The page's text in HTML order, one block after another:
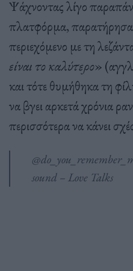
Ψάχνοντας λίγο
πλατφόρμα, παρατήρησα
περιεχόμενο με τη
είναι το καλύτερο»
και τότε θυμήθηκα τη
να βγει αρκετά χρόνια
περισσότερα να κάνει
sound – Love Talks